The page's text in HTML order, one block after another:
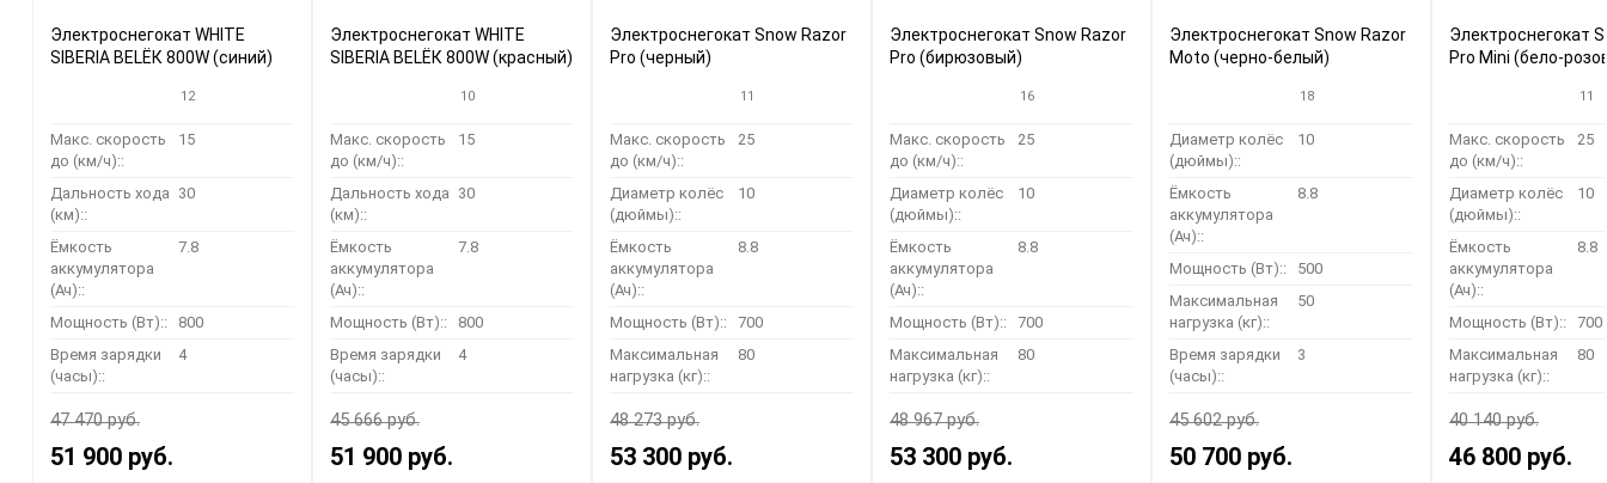
Электроснегокат WHITE
SIBERIA BELЁК 800W (синий)
12
Макс. скорость
до (км/ч)::
15
Дальность хода
(км)::
30
Ёмкость
аккумулятора
(Ач)::
7.8
Мощность (Вт)::
800
Время зарядки
(часы)::
4
47 470 руб.
51 900 руб.
Электроснегокат WHITE
SIBERIA BELЁК 800W (красный)
10
Макс. скорость
до (км/ч)::
15
Дальность хода
(км)::
30
Ёмкость
аккумулятора
(Ач)::
7.8
Мощность (Вт)::
800
Время зарядки
(часы)::
4
45 666 руб.
51 900 руб.
Электроснегокат Snow Razor
Pro (черный)
11
Макс. скорость
до (км/ч)::
25
Диаметр колёс
(дюймы)::
10
Ёмкость
аккумулятора
(Ач)::
8.8
Мощность (Вт)::
700
Максимальная
нагрузка (кг)::
80
48 273 руб.
53 300 руб.
Электроснегокат Snow Razor
Pro (бирюзовый)
16
Макс. скорость
до (км/ч)::
25
Диаметр колёс
(дюймы)::
10
Ёмкость
аккумулятора
(Ач)::
8.8
Мощность (Вт)::
700
Максимальная
нагрузка (кг)::
80
48 967 руб.
53 300 руб.
Электроснегокат Snow Razor
Moto (черно-белый)
18
Диаметр колёс
(дюймы)::
10
Ёмкость
аккумулятора
(Ач)::
8.8
Мощность (Вт)::
500
Максимальная
нагрузка (кг)::
50
Время зарядки
(часы)::
3
45 602 руб.
50 700 руб.
Электроснегокат
Pro Mini (бело-
11
Макс. скорость
до (км/ч)::
25
Диаметр колёс
(дюймы)::
10
Ёмкость
аккумулятора
(Ач)::
8.8
Мощность (Вт)::
700
Максимальная
нагрузка (кг)::
80
40 140 руб.
46 800 руб.